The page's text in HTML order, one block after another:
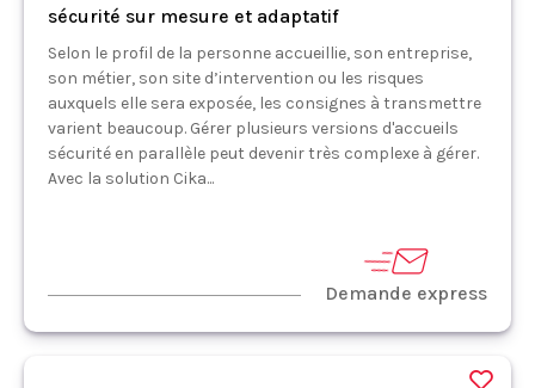
sécurité sur mesure et adaptatif
Selon le profil de la personne accueillie, son entreprise,
son métier, son site d’intervention ou les risques
auxquels elle sera exposée, les consignes à transmettre
varient beaucoup. Gérer plusieurs versions d'accueils
sécurité en parallèle peut devenir très complexe à gérer.
Avec la solution Cika...
Demande express